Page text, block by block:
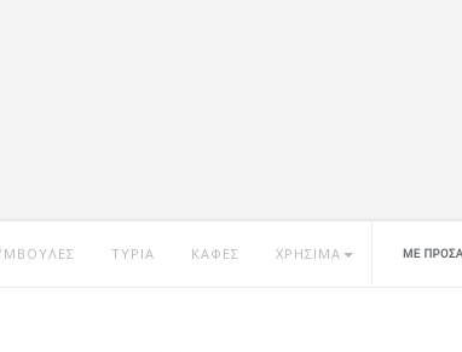
ΤΥΡΙΑ ΚΑΦΕΣ ΧΡΗΣΙΜΑ